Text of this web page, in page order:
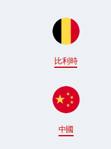
比利時
中國